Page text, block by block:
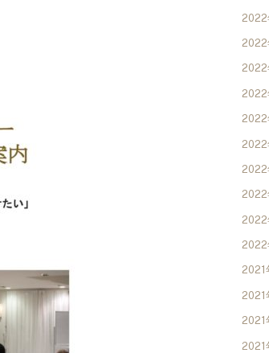
2022
2022
2022
2022
2022
2022
2022
2022
2022
2022
2021
2021
2021
2021